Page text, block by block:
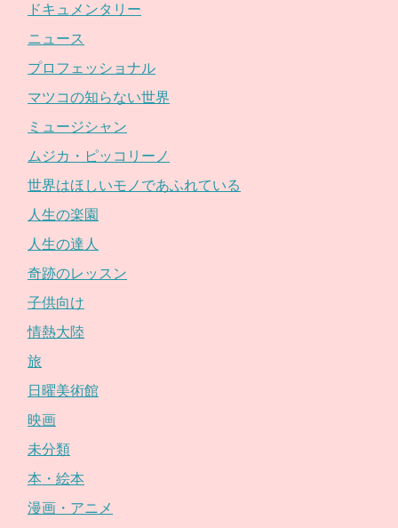
ドキュメンタリー
ニュース
プロフェッショナル
マツコの知らない世界
ミュージシャン
ムジカ・ピッコリーノ
世界はほしいモノであふれている
人生の楽園
人生の達人
奇跡のレッスン
子供向け
情熱大陸
旅
日曜美術館
映画
未分類
本・絵本
漫画・アニメ